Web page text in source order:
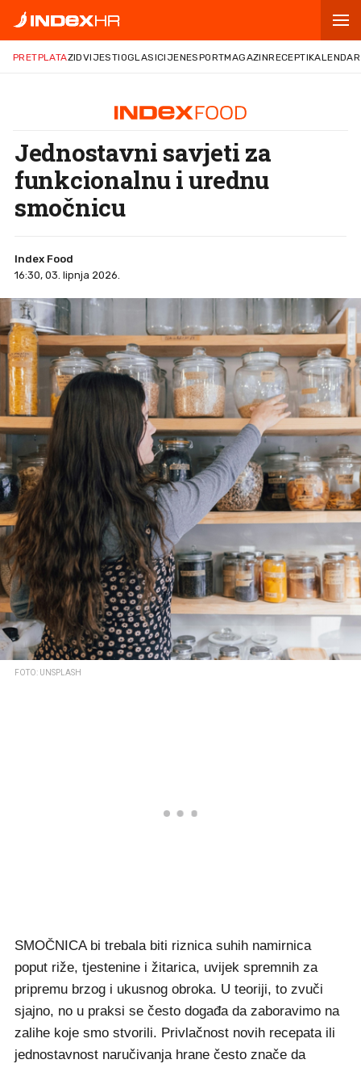
PRETPLATAZIDVIJESTIOGLASICIJENESPORTMAGAZINRECEPTIKALENDAR
Jednostavni savjeti za
funkcionalnu i urednu
smočnicu
Index Food
16:30, 03. lipnja 2026.
FOTO: UNSPLASH
SMOČNICA bi trebala biti riznica suhih namirnica
poput riže, tjestenine i žitarica, uvijek spremnih za
pripremu brzog i ukusnog obroka. U teoriji, to zvuči
sjajno, no u praksi se često događa da zaboravimo na
zalihe koje smo stvorili. Privlačnost novih recepata ili
jednostavnost naručivanja hrane često znače da